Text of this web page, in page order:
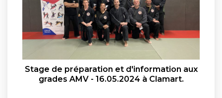
Stage de préparation et d'information aux
grades AMV - 16.05.2024 à Clamart.